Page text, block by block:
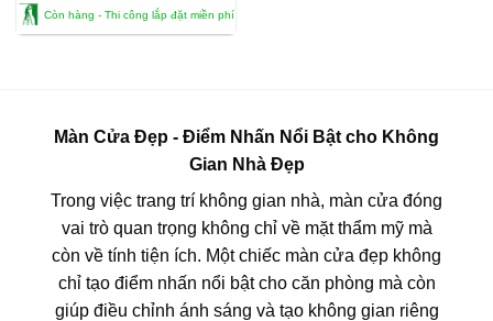
là:
842,000₫.
tại
là:
Còn hàng - Thi công lắp đặt miền phí
Màn Cửa Đẹp - Điểm Nhấn Nổi Bật cho Không
Gian Nhà Đẹp
Trong việc trang trí không gian nhà, màn cửa đóng
vai trò quan trọng không chỉ về mặt thẩm mỹ mà
còn về tính tiện ích. Một chiếc màn cửa đẹp không
chỉ tạo điểm nhấn nổi bật cho căn phòng mà còn
giúp điều chỉnh ánh sáng và tạo không gian riêng